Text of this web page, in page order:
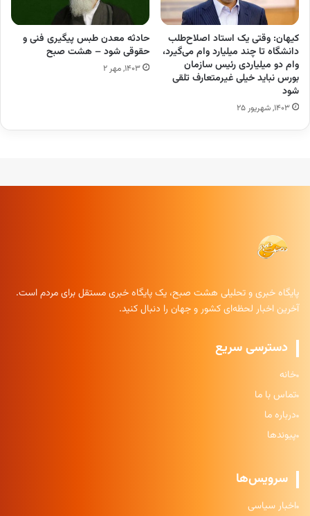
کیهان: وقتی یک استاد اصلاح‌طلب
دانشگاه تا چند میلیارد وام می‌گیرد،
وام دو میلیاردی رئیس سازمان
بورس نباید خیلی غیرمتعارف تلقی
شود
۱۴۰۳, شهریور ۲۵
حادثه معدن طبس پیگیری فنی و
حقوقی شود – هشت صبح
۱۴۰۳, مهر ۲
پایگاه خبری و تحلیلی هشت صبح، یک پایگاه خبری مستقل برای مردم است.
آخرین اخبار لحظه‌ای کشور و جهان را دنبال کنید.
دسترسی سریع
خانه
تماس با ما
درباره ما
پیوندها
سرویس‌ها
اخبار سیاسی